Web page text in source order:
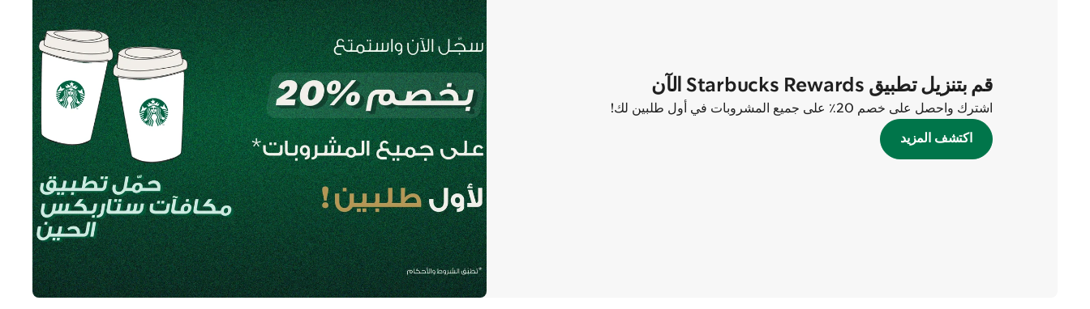
قم بتنزيل تطبيق Starbucks Rewards الآن
اشترك واحصل على خصم 20٪ على جميع المشروبات في أول طلبين لك!
اكتشف المزيد